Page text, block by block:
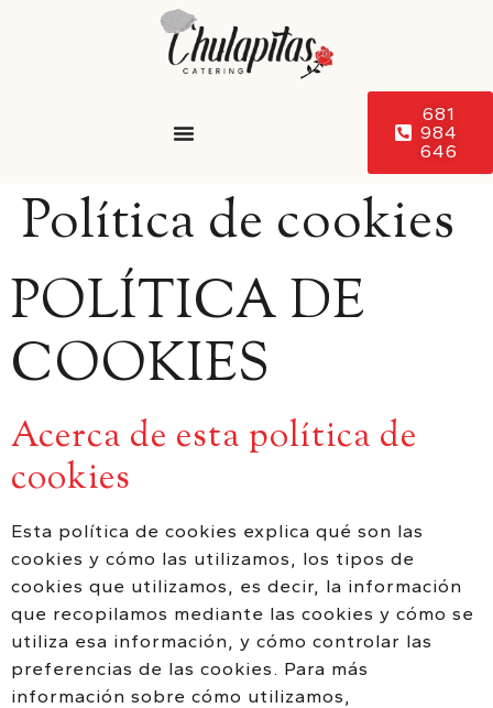
681
984
646
Política de cookies
POLÍTICA DE
COOKIES
Acerca de esta política de
cookies
Esta política de cookies explica qué son las
cookies y cómo las utilizamos, los tipos de
cookies que utilizamos, es decir, la información
que recopilamos mediante las cookies y cómo se
utiliza esa información, y cómo controlar las
preferencias de las cookies. Para más
información sobre cómo utilizamos,